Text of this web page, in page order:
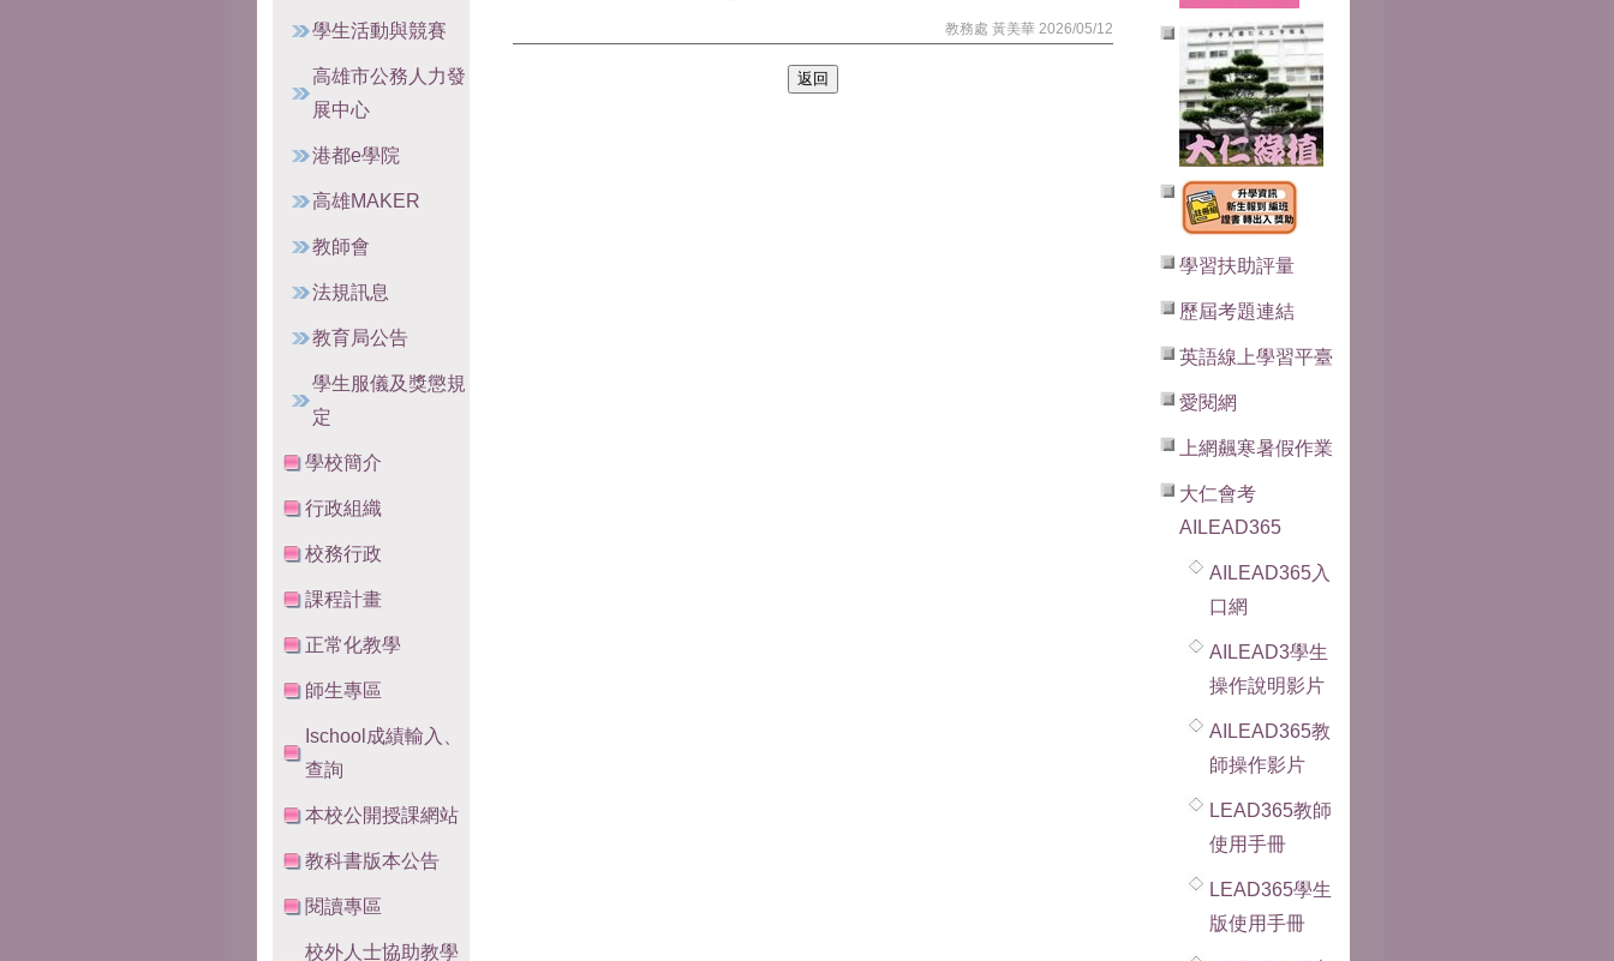
學生活動與競賽
高雄市公務人力發
展中心
港都e學院
高雄MAKER
教師會
法規訊息
教育局公告
學生服儀及獎懲規
定
學校簡介
行政組織
校務行政
課程計畫
正常化教學
師生專區
Ischool成績輸入、
查詢
本校公開授課網站
教科書版本公告
閱讀專區
校外人士協助教學
教務處 黃美華 2026/05/12
返回
學習扶助評量
歷屆考題連結
英語線上學習平臺
愛閱網
上網飆寒暑假作業
大仁會考
AILEAD365
AILEAD365入
口網
AILEAD3學生
操作說明影片
AILEAD365教
師操作影片
LEAD365教師
使用手冊
LEAD365學生
版使用手冊